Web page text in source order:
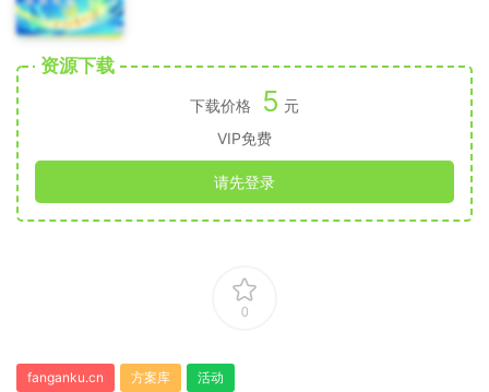
资源下载
下载价格 5 元
VIP免费
请先登录
0
fanganku.cn 方案库 活动